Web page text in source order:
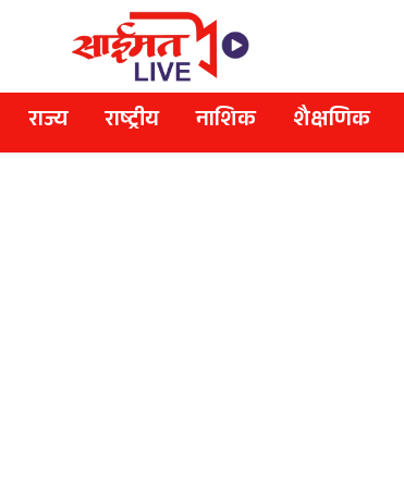
राज्य राष्ट्रीय नाशिक शैक्षणिक